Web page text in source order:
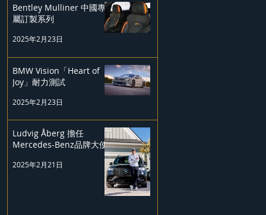
Bentley Mulliner 中國專
屬訂製系列
2025年2月23日
BMW Vision「Heart of
Joy」耐力測試
2025年2月23日
Ludvig Åberg 擔任
Mercedes-Benz品牌大使
2025年2月21日